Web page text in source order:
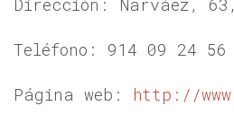
Teléfono: 914 09 24 56
Página web: http://